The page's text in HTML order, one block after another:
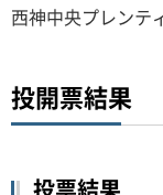
西神中央プレンテ
投開票結果